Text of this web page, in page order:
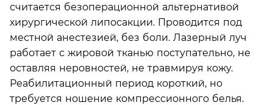
считается безоперационной альтернативой
хирургической липосакции. Проводится под
местной анестезией, без боли. Лазерный луч
работает с жировой тканью поступательно, не
оставляя неровностей, не травмируя кожу.
Реабилитационный период короткий, но
требуется ношение компрессионного белья.